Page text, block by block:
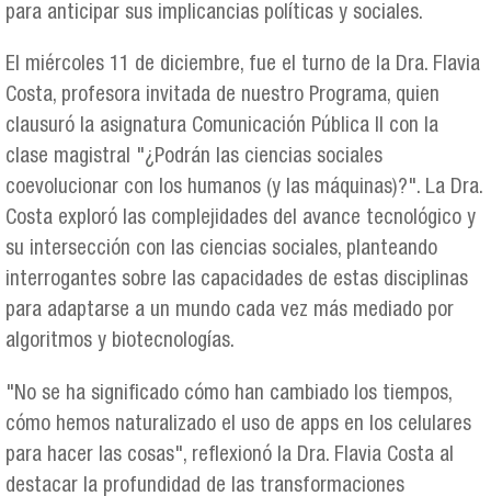
para anticipar sus implicancias políticas y sociales.
El miércoles 11 de diciembre, fue el turno de la Dra. Flavia
Costa, profesora invitada de nuestro Programa, quien
clausuró la asignatura Comunicación Pública II con la
clase magistral "¿Podrán las ciencias sociales
coevolucionar con los humanos (y las máquinas)?". La Dra.
Costa exploró las complejidades del avance tecnológico y
su intersección con las ciencias sociales, planteando
interrogantes sobre las capacidades de estas disciplinas
para adaptarse a un mundo cada vez más mediado por
algoritmos y biotecnologías.
"No se ha significado cómo han cambiado los tiempos,
cómo hemos naturalizado el uso de apps en los celulares
para hacer las cosas", reflexionó la Dra. Flavia Costa al
destacar la profundidad de las transformaciones